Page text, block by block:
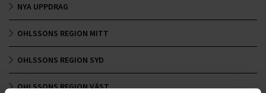
NYA UPPDRAG
OHLSSONS REGION MITT
OHLSSONS REGION SYD
OHLSSONS REGION VÄST